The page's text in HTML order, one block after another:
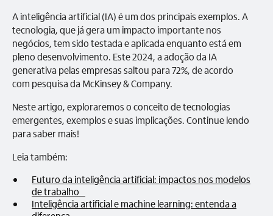
A inteligência artificial (IA) é um dos principais exemplos. A
tecnologia, que já gera um impacto importante nos
negócios, tem sido testada e aplicada enquanto está em
pleno desenvolvimento. Este 2024, a adoção da IA
generativa pelas empresas saltou para 72%, de acordo
com pesquisa da McKinsey & Company.
Neste artigo, exploraremos o conceito de tecnologias
emergentes, exemplos e suas implicações. Continue lendo
para saber mais!
Leia também:
Futuro da inteligência artificial: impactos nos modelos
de trabalho
Inteligência artificial e machine learning: entenda a